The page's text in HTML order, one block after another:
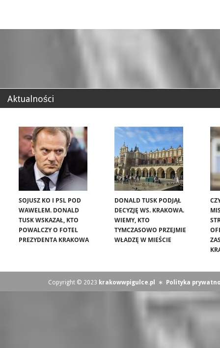
Aktualności
SOJUSZ KO I PSL POD
WAWELEM. DONALD
TUSK WSKAZAŁ, KTO
POWALCZY O FOTEL
PREZYDENTA KRAKOWA
DONALD TUSK PODJĄŁ
DECYZJĘ WS. KRAKOWA.
WIEMY, KTO
TYMCZASOWO PRZEJMIE
WŁADZĘ W MIEŚCIE
Copyright © 2023 krakowwpigulce.pl ∗ Polityka